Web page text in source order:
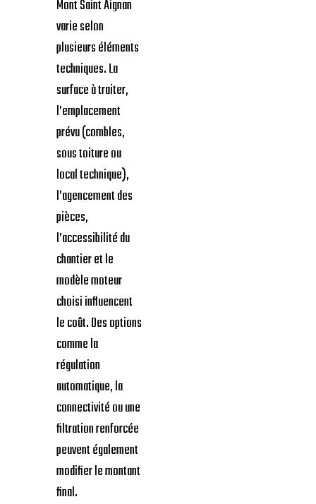
Mont Saint Aignan
varie selon
plusieurs éléments
techniques. La
surface à traiter,
l’emplacement
prévu (combles,
sous toiture ou
local technique),
l’agencement des
pièces,
l’accessibilité du
chantier et le
modèle moteur
choisi influencent
le coût. Des options
comme la
régulation
automatique, la
connectivité ou une
filtration renforcée
peuvent également
modifier le montant
final.